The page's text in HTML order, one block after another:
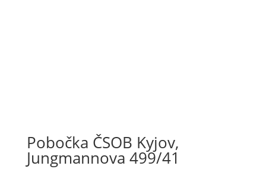
Pobočka ČSOB Kyjov,
Jungmannova 499/41